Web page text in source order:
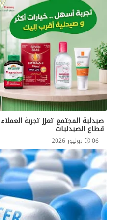
صيدلية المجتمع تعزز تجربة
قطاع الصيدليات
06 يوليوز 2026